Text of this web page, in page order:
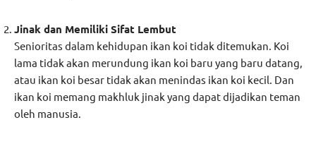
Jinak dan Memiliki Sifat Lembut
Senioritas dalam kehidupan ikan koi tidak ditemukan. Koi
lama tidak akan merundung ikan koi baru yang baru datang,
atau ikan koi besar tidak akan menindas ikan koi kecil. Dan
ikan koi memang makhluk jinak yang dapat dijadikan teman
oleh manusia.